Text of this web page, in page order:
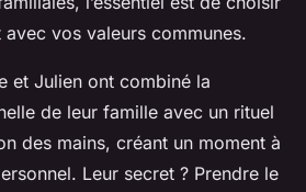
vos valeurs communes.
et Julien ont combiné la
de leur famille avec un rituel
des mains, créant un moment à
Leur secret ? Prendre le